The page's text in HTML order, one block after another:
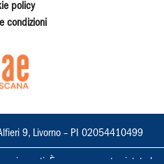
policy
e condizioni
9, Livorno – PI 02054410499
riservati. È espressamente vietata la